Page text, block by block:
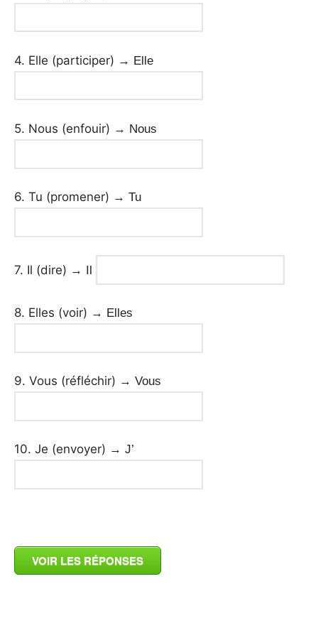
4. Elle (participer) → Elle
5. Nous (enfouir) → Nous
6. Tu (promener) → Tu
7. Il (dire) → Il
8. Elles (voir) → Elles
9. Vous (réfléchir) → Vous
10. Je (envoyer) → J’
VOIR LES RÉPONSES